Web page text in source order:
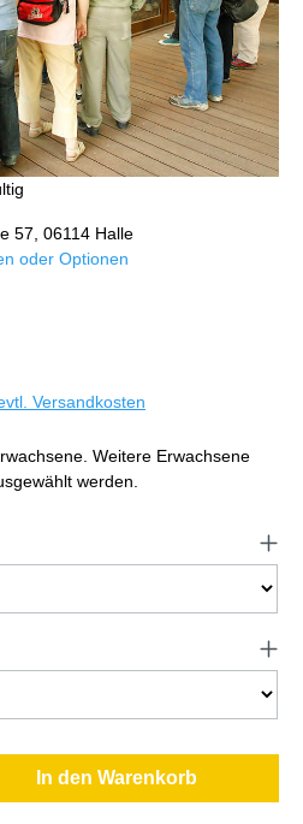
57, 06114 Halle
oder Optionen
Versandkosten
Weitere Erwachsene
werden.
In den Warenkorb